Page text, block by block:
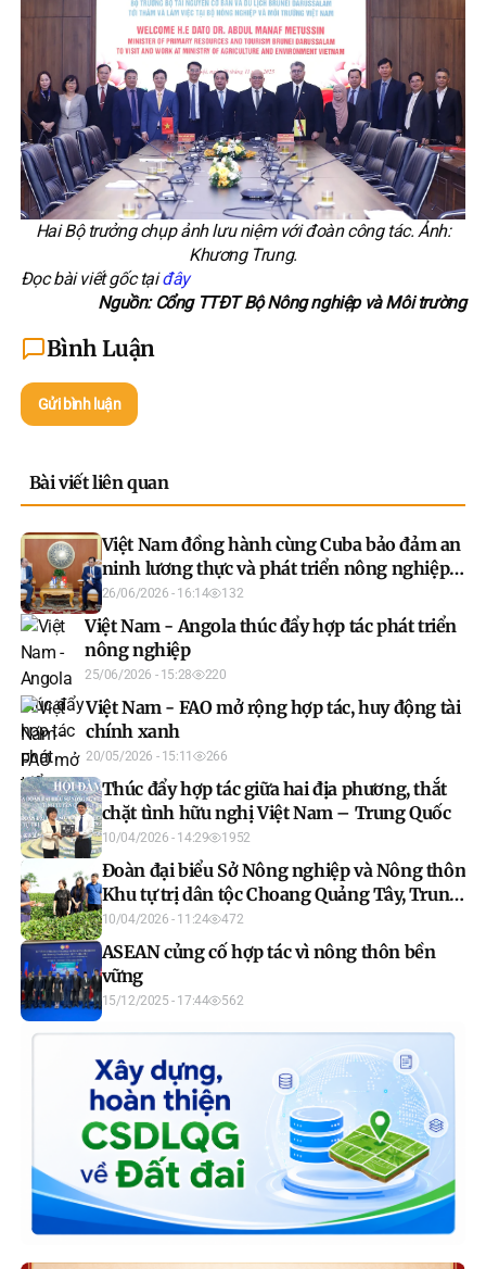
Hai Bộ trưởng chụp ảnh lưu niệm với đoàn công tác. Ảnh:
Khương Trung.
Đọc bài viết gốc tạiđây
Nguồn: Cổng TTĐT Bộ Nông nghiệp và Môi trường
Bình Luận
Gửi bình luận
Bài viết liên quan
Việt Nam đồng hành cùng Cuba bảo đảm an
ninh lương thực và phát triển nông nghiệp
bền vững
26/06/2026 - 16:14 132
Việt Nam - Angola thúc đẩy hợp tác phát triển
nông nghiệp
25/06/2026 - 15:28 220
Việt Nam - FAO mở rộng hợp tác, huy động tài
chính xanh
20/05/2026 - 15:11 266
Thúc đẩy hợp tác giữa hai địa phương, thắt
chặt tình hữu nghị Việt Nam – Trung Quốc
10/04/2026 - 14:29 1952
Đoàn đại biểu Sở Nông nghiệp và Nông thôn
Khu tự trị dân tộc Choang Quảng Tây, Trung
Quốc khảo sát thực tế tại Công ty Cổ phần
chè Mỹ Lâm
10/04/2026 - 11:24 472
ASEAN củng cố hợp tác vì nông thôn bền
vững
15/12/2025 - 17:44 562